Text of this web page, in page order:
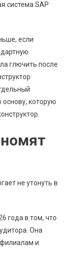
система SAP
если
глючить после
которую
не утонуть в
года в том, что
Она
и